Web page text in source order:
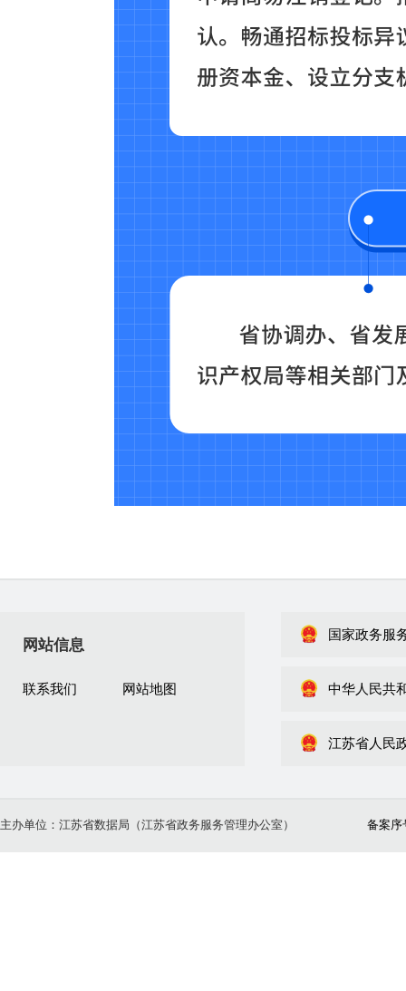
网站信息
联系我们 网站地图
国家政务服
中华人民共
江苏省人民
主办单位：江苏省数据局（江苏省政务服务管理办公室） 备案序